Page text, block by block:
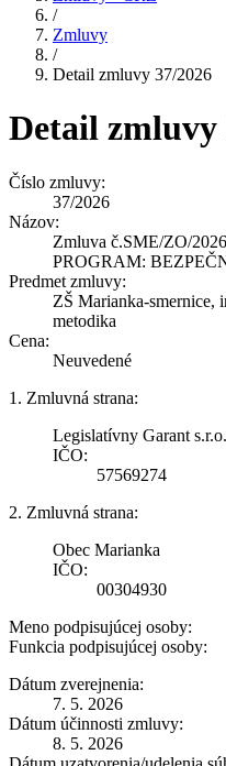
/
Zmluvy
/
Detail zmluvy 37/2026
Detail zmluvy
Číslo zmluvy:
37/2026
Názov:
Zmluva č.SME/ZO/
PROGRAM:
Predmet zmluvy:
ZŠ Marianka-smernice,
metodika
Cena:
Neuvedené
1. Zmluvná strana:
Legislatívny Garant s.r.o.
IČO:
57569274
2. Zmluvná strana:
Obec Marianka
IČO:
00304930
Meno podpisujúcej osoby:
Funkcia podpisujúcej osoby:
Dátum zverejnenia:
7. 5. 2026
Dátum účinnosti zmluvy:
8. 5. 2026